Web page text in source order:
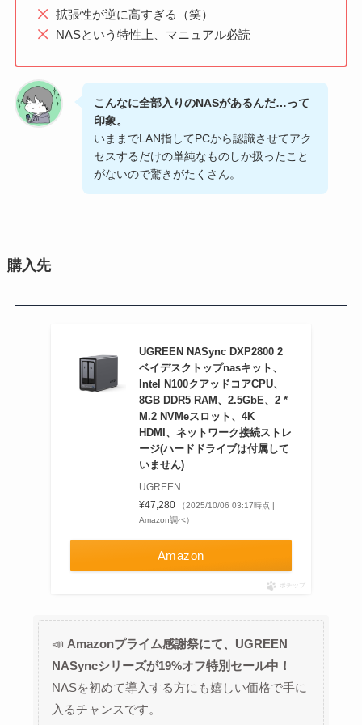
拡張性が逆に高すぎる（笑）
NASという特性上、マニュアル必読
こんなに全部入りのNASがあるんだ…って
印象。
いままでLAN指してPCから認識させてアク
セスするだけの単純なものしか扱ったこと
がないので驚きがたくさん。
購入先
UGREEN NASync DXP2800 2
ベイデスクトップnasキット、
Intel N100クアッドコアCPU、
8GB DDR5 RAM、2.5GbE、2 *
M.2 NVMeスロット、4K
HDMI、ネットワーク接続ストレ
ージ(ハードドライブは付属して
いません)
UGREEN
¥47,280
（2025/10/06 03:17時点 |
Amazon調べ）
Amazon
ポチップ
📣 Amazonプライム感謝祭にて、UGREEN
NASyncシリーズが19%オフ特別セール中！
NASを初めて導入する方にも嬉しい価格で手に
入るチャンスです。